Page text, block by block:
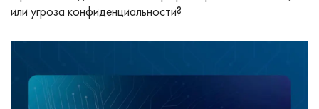
или угроза конфиденциальности?